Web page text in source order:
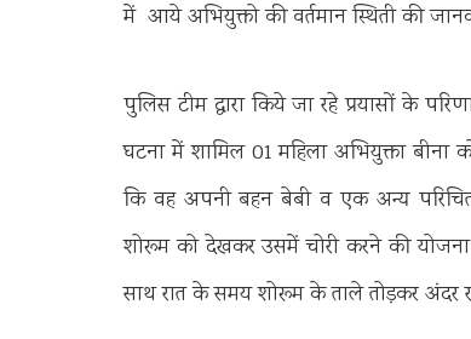
में आये अभियुक्तो की वर्तमान स्थिती की
पुलिस टीम द्वारा किये जा रहे प्रयासों के
घटना में शामिल 01 महिला अभियुक्ता बीना
कि वह अपनी बहन बेबी व एक अन्य
शोरूम को देखकर उसमें चोरी करने की योजना
साथ रात के समय शोरूम के ताले तोड़कर अंदर